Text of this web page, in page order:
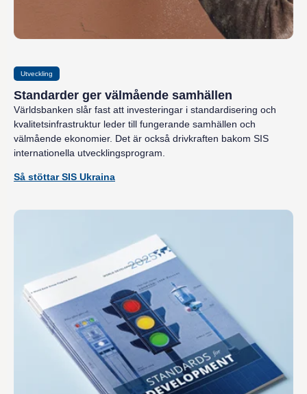
Utveckling
Standarder ger välmående samhällen
Världsbanken slår fast att investeringar i standardisering och
kvalitetsinfrastruktur leder till fungerande samhällen och
välmående ekonomier. Det är också drivkraften bakom SIS
internationella utvecklingsprogram.
Så stöttar SIS Ukraina